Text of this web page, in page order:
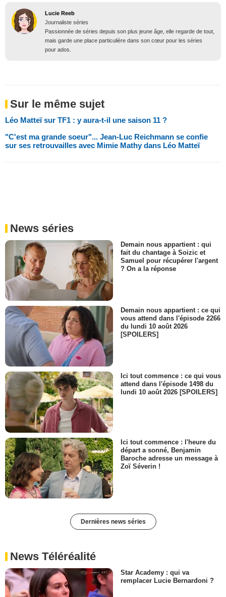
Lucie Reeb
Journaliste séries
Passionnée de séries depuis son plus jeune âge, elle regarde de tout,
mais garde une place particulière dans son cœur pour les séries
pour ados.
Sur le même sujet
Léo Matteï sur TF1 : y aura-t-il une saison 11 ?
"C'est ma grande soeur"... Jean-Luc Reichmann se confie
sur ses retrouvailles avec Mimie Mathy dans Léo Matteï
News séries
Demain nous appartient : qui
fait du chantage à Soizic et
Samuel pour récupérer l'argent
? On a la réponse
Demain nous appartient : ce qui
vous attend dans l'épisode 2266
du lundi 10 août 2026
[SPOILERS]
Ici tout commence : ce qui vous
attend dans l'épisode 1498 du
lundi 10 août 2026 [SPOILERS]
Ici tout commence : l'heure du
départ a sonné, Benjamin
Baroche adresse un message à
Zoï Séverin !
Dernières news séries
News Téléréalité
Star Academy : qui va
remplacer Lucie Bernardoni ?